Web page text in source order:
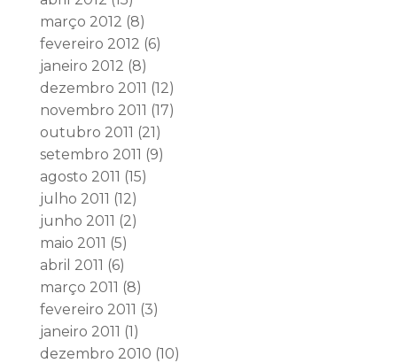
março 2012 (8)
fevereiro 2012 (6)
janeiro 2012 (8)
dezembro 2011 (12)
novembro 2011 (17)
outubro 2011 (21)
setembro 2011 (9)
agosto 2011 (15)
julho 2011 (12)
junho 2011 (2)
maio 2011 (5)
abril 2011 (6)
março 2011 (8)
fevereiro 2011 (3)
janeiro 2011 (1)
dezembro 2010 (10)